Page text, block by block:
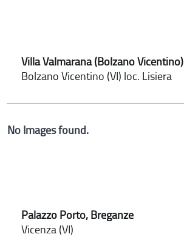
Villa Valmarana (Bolzano Vicentino)
Bolzano Vicentino (VI) loc. Lisiera
No Images found.
Palazzo Porto, Breganze
Vicenza (VI)